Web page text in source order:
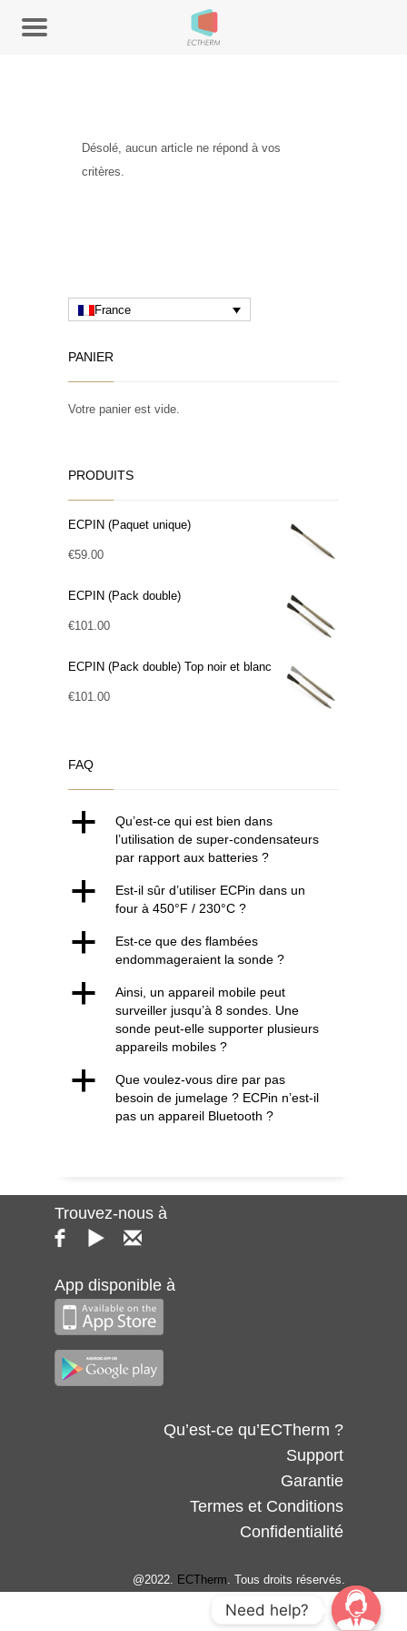
Désolé, aucun article ne répond à vos
critères.
France
PANIER
Votre panier est vide.
PRODUITS
ECPIN (Paquet unique)
€59.00
ECPIN (Pack double)
€101.00
ECPIN (Pack double) Top noir et blanc
€101.00
FAQ
a
Qu’est-ce qui est bien dans
l’utilisation de super-condensateurs
par rapport aux batteries ?
a
Est-il sûr d’utiliser ECPin dans un
four à 450°F / 230°C ?
a
Est-ce que des flambées
endommageraient la sonde ?
a
Ainsi, un appareil mobile peut
surveiller jusqu’à 8 sondes. Une
sonde peut-elle supporter plusieurs
appareils mobiles ?
a
Que voulez-vous dire par pas
besoin de jumelage ? ECPin n’est-il
pas un appareil Bluetooth ?
Trouvez-nous à
App disponible à
Qu’est-ce qu’ECTherm ?
Support
Garantie
Termes et Conditions
Confidentialité
@2022. ECTherm. Tous droits réservés.
Need help?